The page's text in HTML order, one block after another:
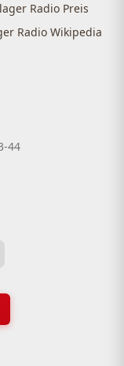
Radio Preis
Radio Wikipedia
44